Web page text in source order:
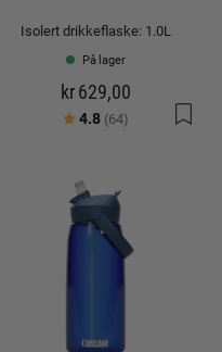
Isolert drikkeflaske: 1.0L
På lager
kr 629,00
Karakter:
4.8 (64) av 5 mulige